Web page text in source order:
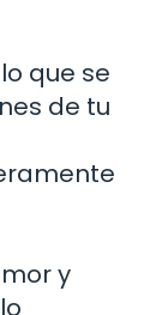
que se
de tu
y